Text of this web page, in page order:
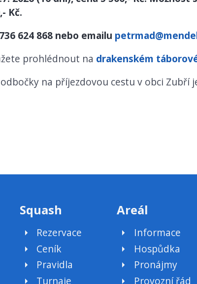
Kč.
624 868 nebo emailu
prohlédnout na drakenském
na příjezdovou cestu v obci Zubří
Squash
Rezervace
Ceník
Pravidla
Turnaje
Areál
Informace
Hospůdka
Pronájmy
Provozní řád